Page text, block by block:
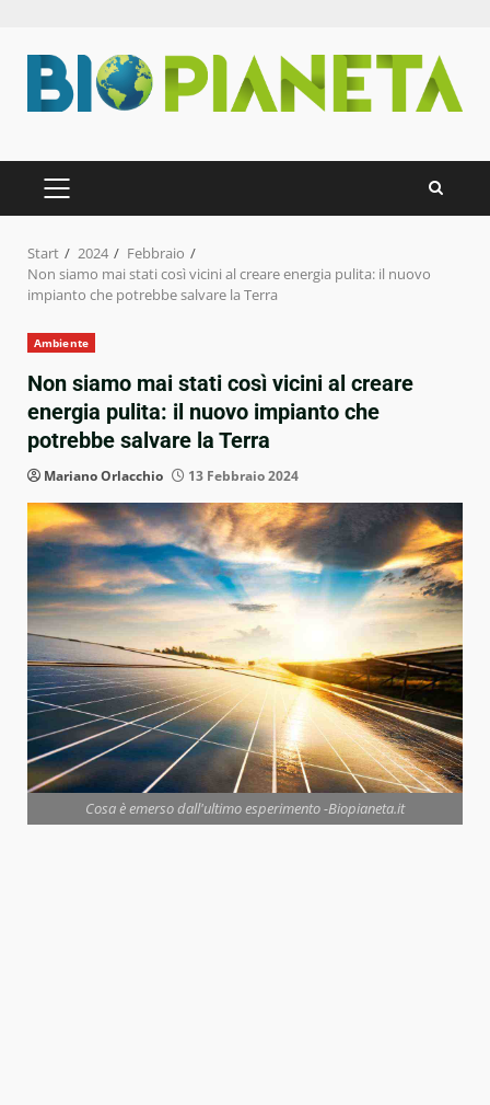
Inhalt
springen
PRIMÄRES
MENÜ
Start 2024
Febbraio
Non siamo mai stati così vicini al creare energia pulita: il nuovo
impianto che potrebbe salvare la Terra
Ambiente
Non siamo mai stati così vicini al creare
energia pulita: il nuovo impianto che
potrebbe salvare la Terra
Mariano Orlacchio 13 Febbraio 2024
Cosa è emerso dall'ultimo esperimento -Biopianeta.it